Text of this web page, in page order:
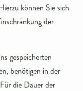
können Sie sich
der
gespeicherten
benötigen in der
die Dauer der